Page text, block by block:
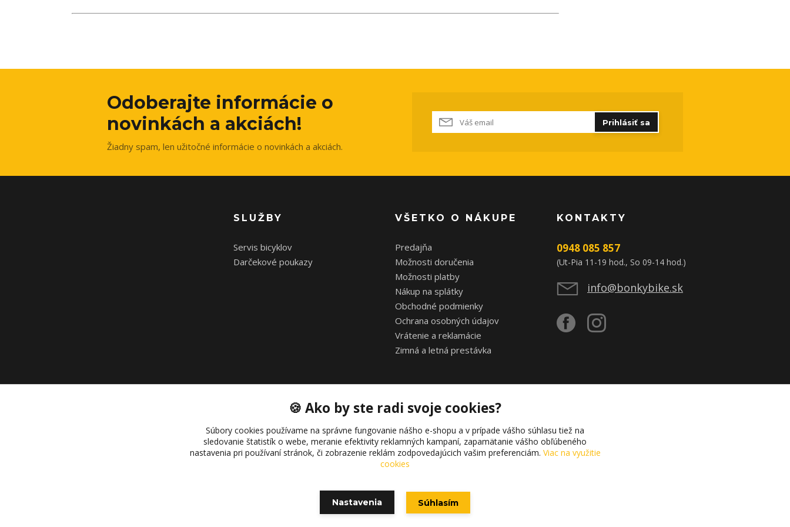
Odoberajte informácie o
novinkách a akciách!
Žiadny spam, len užitočné informácie o novinkách a akciách.
Prihlásiť sa
SLUŽBY
Servis bicyklov
Darčekové poukazy
VŠETKO O NÁKUPE
Predajňa
Možnosti doručenia
Možnosti platby
Nákup na splátky
Obchodné podmienky
Ochrana osobných údajov
Vrátenie a reklamácie
Zimná a letná prestávka
KONTAKTY
0948 085 857
(Ut-Pia 11-19 hod., So 09-14 hod.)
info@bonkybike.sk
Copyright © 2021 bonkybike.sk
🍪 Ako by ste radi svoje cookies?
Súbory cookies používame na správne fungovanie nášho e-shopu a v prípade vášho súhlasu tiež na
sledovanie štatistík o webe, meranie efektivity reklamných kampaní, zapamätanie vášho obľúbeného
nastavenia pri používaní stránok, či zobrazenie reklám zodpovedajúcich vašim preferenciám. Viac na využitie
cookies
Nastavenia Súhlasím